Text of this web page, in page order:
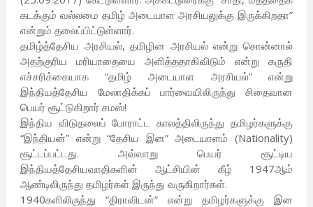
கடக்கும் வல்லமை தமிழ் அடையாள அரசியலுக்கு இருக்கிறதா”
என்றும் தலைப்பிட்டுள்ளார்.
தமிழ்த்தேசிய அரசியல், தமிழின அரசியல் என்று சொன்னால்
அதற்குரிய மரியாதையை அளித்ததாகிவிடும் என்று கருதி
எச்சரிக்கையாக “தமிழ் அடையாள அரசியல்” என்று
இந்தியத்தேசிய மேலாதிக்கப் பார்வையிலிருந்து சிதைவான
பெயர் சூட்டுகிறார் சமஸ்!
இந்திய விடுதலைப் போராட்ட காலத்திலிருந்து தமிழர்களுக்கு
“இந்தியன்” என்று “தேசிய இன” அடையாளம் (Nationality)
சூட்டப்பட்டது. அவ்வாறு பெயர் சூட்டிய
இந்தியத்தேசியவாதிகளின் ஆட்சியின் கீழ் 1947ஆம்
ஆண்டிலிருந்து தமிழர்கள் இருந்து வருகிறார்கள்.
1940களிலிருந்து “திராவிடன்” என்று தமிழர்களுக்கு இன